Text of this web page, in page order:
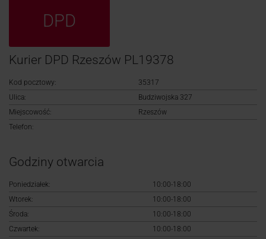
Logowanie
DPD
Kurier DPD Rzeszów PL19378
Kod pocztowy:
35317
Ulica:
Budziwojska 327
Miejscowość:
Rzeszów
Telefon:
Godziny otwarcia
Poniedziałek:
10:00-18:00
Wtorek:
10:00-18:00
Środa:
10:00-18:00
Czwartek:
10:00-18:00